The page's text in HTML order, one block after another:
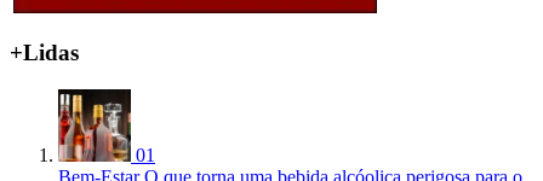
+Lidas
01
Bem-Estar O que torna uma bebida alcóolica perigosa para o